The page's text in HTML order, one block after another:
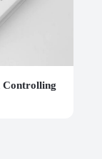
Controlling